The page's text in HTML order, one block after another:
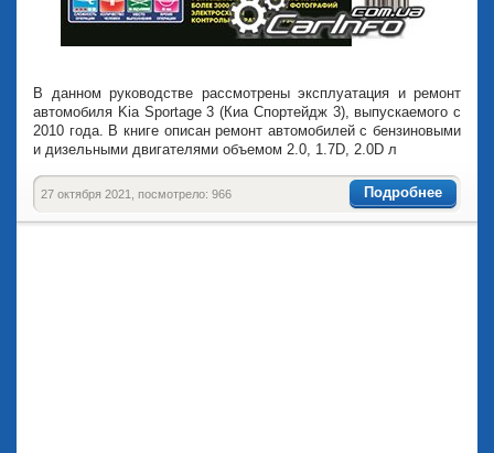
В данном руководстве рассмотрены эксплуатация и ремонт
автомобиля Kia Sportage 3 (Киа Спортейдж 3), выпускаемого с
2010 года. В книге описан ремонт автомобилей с бензиновыми
и дизельными двигателями объемом 2.0, 1.7D, 2.0D л
Подробнее
27 октября 2021, посмотрело: 966